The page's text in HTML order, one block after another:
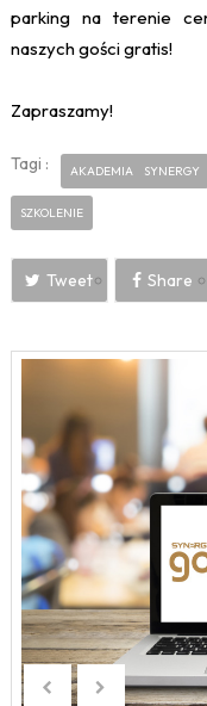
parking na terenie
naszych gości gratis!
Zapraszamy!
Tagi : AKADEMIA SYNERGY
SZKOLENIE
Tweet Share